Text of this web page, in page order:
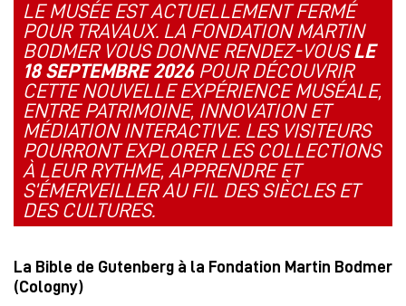
LE MUSÉE EST ACTUELLEMENT FERMÉ
POUR TRAVAUX. LA FONDATION MARTIN
BODMER VOUS DONNE RENDEZ-VOUSLE
18 SEPTEMBRE 2026POUR DÉCOUVRIR
CETTE NOUVELLE EXPÉRIENCE MUSÉALE,
ENTRE PATRIMOINE, INNOVATION ET
MÉDIATION INTERACTIVE. LES VISITEURS
POURRONT EXPLORER LES COLLECTIONS
À LEUR RYTHME, APPRENDRE ET
S’ÉMERVEILLER AU FIL DES SIÈCLES ET
DES CULTURES.
La Bible de Gutenberg à la Fondation Martin Bodmer
(Cologny)